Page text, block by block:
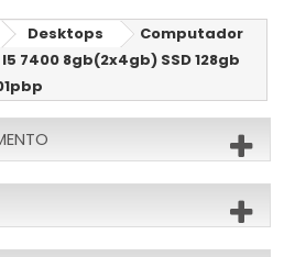
Desktops
Computador
7400 8gb(2x4gb) SSD 128gb